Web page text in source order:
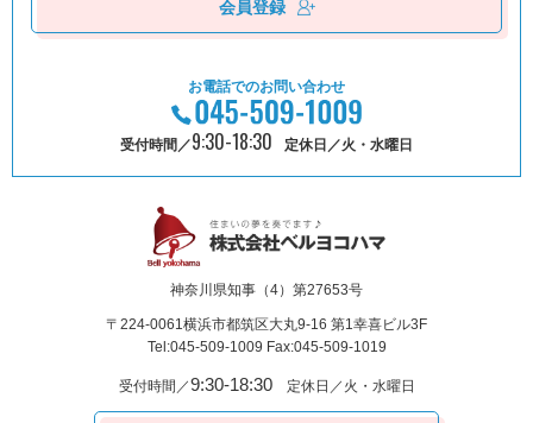
会員登録
お電話でのお問い合わせ
受付時間／9:30-18:30 定休日／火・水曜日
神奈川県知事（4）第27653号
〒224-0061横浜市都筑区⼤丸9-16 第1幸喜ビル3F
Tel:045-509-1009 Fax:045-509-1019
受付時間／9:30-18:30定休日／火・水曜日